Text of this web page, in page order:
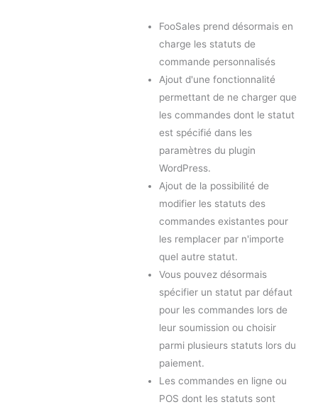
FooSales prend désormais en
charge les statuts de
commande personnalisés
Ajout d'une fonctionnalité
permettant de ne charger que
les commandes dont le statut
est spécifié dans les
paramètres du plugin
WordPress.
Ajout de la possibilité de
modifier les statuts des
commandes existantes pour
les remplacer par n'importe
quel autre statut.
Vous pouvez désormais
spécifier un statut par défaut
pour les commandes lors de
leur soumission ou choisir
parmi plusieurs statuts lors du
paiement.
Les commandes en ligne ou
POS dont les statuts sont